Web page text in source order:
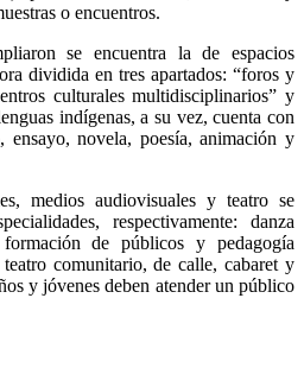
o encuentros.
se encuentra la de espacios
dividida en tres apartados: “foros y
culturales multidisciplinarios” y
indígenas, a su vez, cuenta con
ensayo, novela, poesía, animación y
medios audiovisuales y teatro se
respectivamente: danza
de públicos y pedagogía
comunitario, de calle, cabaret y
y jóvenes deben atender un público